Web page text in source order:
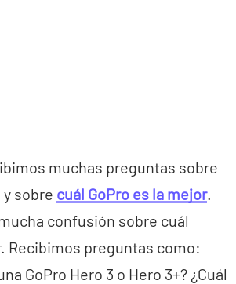
muchas preguntas sobre
y sobre cuál GoPro es la mejor.
confusión sobre cuál
Recibimos preguntas como:
GoPro Hero 3 o Hero 3+? ¿Cuál